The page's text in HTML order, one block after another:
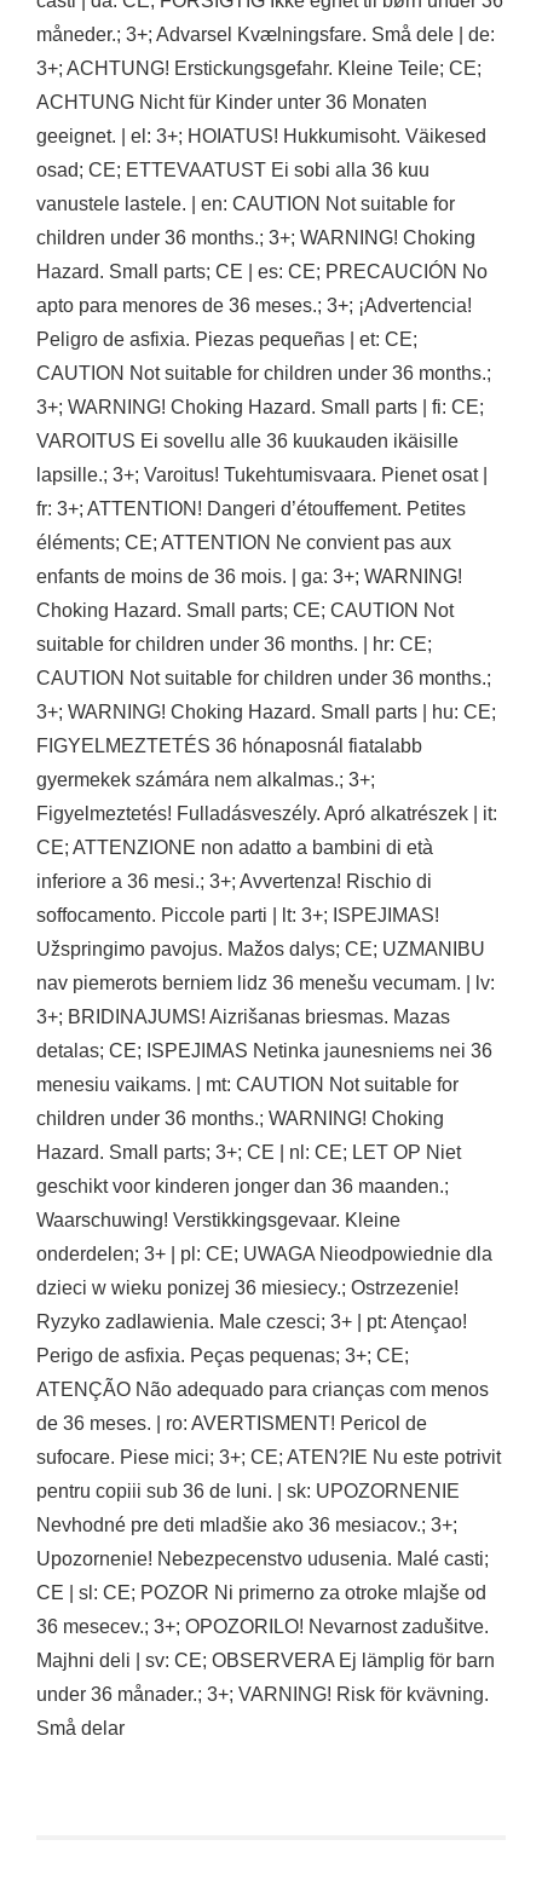
måneder.; 3+; Advarsel Kvælningsfare. Små dele | de:
3+; ACHTUNG! Erstickungsgefahr. Kleine Teile; CE;
ACHTUNG Nicht für Kinder unter 36 Monaten
geeignet. | el: 3+; HOIATUS! Hukkumisoht. Väikesed
osad; CE; ETTEVAATUST Ei sobi alla 36 kuu
vanustele lastele. | en: CAUTION Not suitable for
children under 36 months.; 3+; WARNING! Choking
Hazard. Small parts; CE | es: CE; PRECAUCIÓN No
apto para menores de 36 meses.; 3+; ¡Advertencia!
Peligro de asfixia. Piezas pequeñas | et: CE;
CAUTION Not suitable for children under 36 months.;
3+; WARNING! Choking Hazard. Small parts | fi: CE;
VAROITUS Ei sovellu alle 36 kuukauden ikäisille
lapsille.; 3+; Varoitus! Tukehtumisvaara. Pienet osat |
fr: 3+; ATTENTION! Dangeri d’étouffement. Petites
éléments; CE; ATTENTION Ne convient pas aux
enfants de moins de 36 mois. | ga: 3+; WARNING!
Choking Hazard. Small parts; CE; CAUTION Not
suitable for children under 36 months. | hr: CE;
CAUTION Not suitable for children under 36 months.;
3+; WARNING! Choking Hazard. Small parts | hu: CE;
FIGYELMEZTETÉS 36 hónaposnál fiatalabb
gyermekek számára nem alkalmas.; 3+;
Figyelmeztetés! Fulladásveszély. Apró alkatrészek | it:
CE; ATTENZIONE non adatto a bambini di età
inferiore a 36 mesi.; 3+; Avvertenza! Rischio di
soffocamento. Piccole parti | lt: 3+; ISPEJIMAS!
Užspringimo pavojus. Mažos dalys; CE; UZMANIBU
nav piemerots berniem lidz 36 menešu vecumam. | lv:
3+; BRIDINAJUMS! Aizrišanas briesmas. Mazas
detalas; CE; ISPEJIMAS Netinka jaunesniems nei 36
menesiu vaikams. | mt: CAUTION Not suitable for
children under 36 months.; WARNING! Choking
Hazard. Small parts; 3+; CE | nl: CE; LET OP Niet
geschikt voor kinderen jonger dan 36 maanden.;
Waarschuwing! Verstikkingsgevaar. Kleine
onderdelen; 3+ | pl: CE; UWAGA Nieodpowiednie dla
dzieci w wieku ponizej 36 miesiecy.; Ostrzezenie!
Ryzyko zadlawienia. Male czesci; 3+ | pt: Atençao!
Perigo de asfixia. Peças pequenas; 3+; CE;
ATENÇÃO Não adequado para crianças com menos
de 36 meses. | ro: AVERTISMENT! Pericol de
sufocare. Piese mici; 3+; CE; ATEN?IE Nu este potrivit
pentru copiii sub 36 de luni. | sk: UPOZORNENIE
Nevhodné pre deti mladšie ako 36 mesiacov.; 3+;
Upozornenie! Nebezpecenstvo udusenia. Malé casti;
CE | sl: CE; POZOR Ni primerno za otroke mlajše od
36 mesecev.; 3+; OPOZORILO! Nevarnost zadušitve.
Majhni deli | sv: CE; OBSERVERA Ej lämplig för barn
under 36 månader.; 3+; VARNING! Risk för kvävning.
Små delar